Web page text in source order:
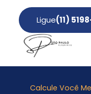
Ligue(11)
Calcule Você